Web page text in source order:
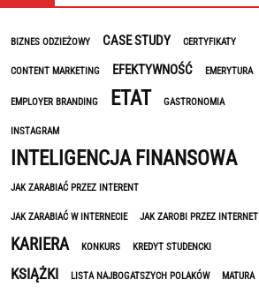
BIZNES ODZIEŻOWY CASE STUDY CERTYFIKATY
CONTENT MARKETING EFEKTYWNOŚĆ EMERYTURA
EMPLOYER BRANDING ETAT GASTRONOMIA
INSTAGRAM
INTELIGENCJA FINANSOWA
JAK ZARABIAĆ PRZEZ INTERENT
JAK ZARABIAĆ W INTERNECIE JAK ZAROBI PRZEZ INTERNET
KARIERA KONKURS KREDYT STUDENCKI
KSIĄŻKI LISTA NAJBOGATSZYCH POLAKÓW MATURA